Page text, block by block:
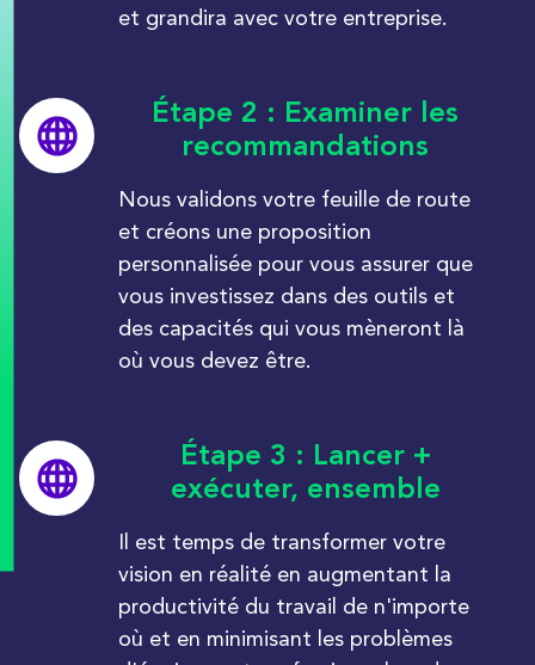
et grandira avec votre entreprise.
Étape 2 : Examiner les
recommandations
Nous validons votre feuille de route
et créons une proposition
personnalisée pour vous assurer que
vous investissez dans des outils et
des capacités qui vous mèneront là
où vous devez être.
Étape 3 : Lancer +
exécuter, ensemble
Il est temps de transformer votre
vision en réalité en augmentant la
productivité du travail de n'importe
où et en minimisant les problèmes